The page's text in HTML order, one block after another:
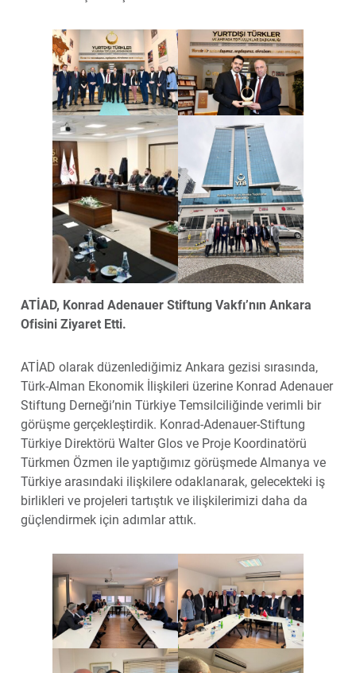
ATİAD, Konrad Adenauer Stiftung Vakfı’nın Ankara
Ofisini Ziyaret Etti.
ATİAD olarak düzenlediğimiz Ankara gezisi sırasında,
Türk-Alman Ekonomik İlişkileri üzerine Konrad Adenauer
Stiftung Derneği’nin Türkiye Temsilciliğinde verimli bir
görüşme gerçekleştirdik. Konrad-Adenauer-Stiftung
Türkiye Direktörü Walter Glos ve Proje Koordinatörü
Türkmen Özmen ile yaptığımız görüşmede Almanya ve
Türkiye arasındaki ilişkilere odaklanarak, gelecekteki iş
birlikleri ve projeleri tartıştık ve ilişkilerimizi daha da
güçlendirmek için adımlar attık.